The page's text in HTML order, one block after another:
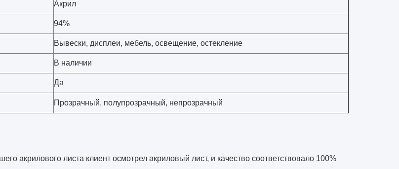
Акрил
94%
Вывески, дисплеи, мебель, освещение, остекление
В наличии
Да
Прозрачный, полупрозрачный, непрозрачный
акрилового листа клиент осмотрел акриловый лист, и качество соответствовало 100%